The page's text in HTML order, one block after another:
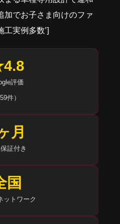
加でお子さま向けのファ
工実例多数’]
評価
59件）
月
証付き
国
ットワーク